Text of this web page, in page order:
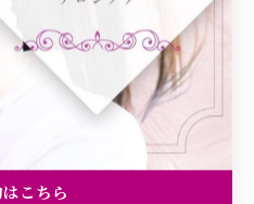
くと安心です。サロンによ
簡単な体験施術を行う場合
てから本格的な施術に進め
前にメモしておくことで、
られるでしょう。
こちら